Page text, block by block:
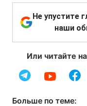
Не упустите
наши
Или читайте
Больше по теме: